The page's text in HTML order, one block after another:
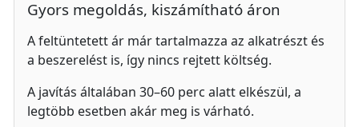
Gyors megoldás, kiszámítható áron
A feltüntetett ár már tartalmazza az alkatrészt és
a beszerelést is, így nincs rejtett költség.
A javítás általában 30–60 perc alatt elkészül, a
legtöbb esetben akár meg is várható.